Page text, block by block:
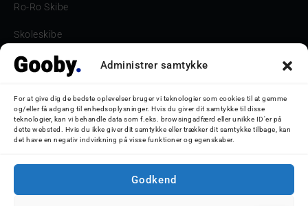
Administrer samtykke
For at give dig de bedste oplevelser bruger vi teknologier som cookies til at gemme
og/eller få adgang til enhedsoplysninger. Hvis du giver dit samtykke til disse
teknologier, kan vi behandle data som f.eks. browsingadfærd eller unikke ID'er på
dette websted. Hvis du ikke giver dit samtykke eller trækker dit samtykke tilbage, kan
det have en negativ indvirkning på visse funktioner og egenskaber.
Godkend
Ro-Ro Skibe
Skoleskibe
Havne & Turbåde samt restaurantionsskibe
Bilskib
Storebæltsbroen